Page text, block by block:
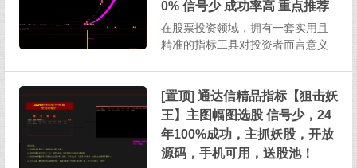
权，下载解压即用，不绑定电...
0% 信号少 成功率高 重点推荐
在股票投资领域，拥有一套实用且
精准的指标工具对投资者而言意义
幅图、选股以及股池等多个部分，
并且支持在手机通达信软件上操
作，为投资者提供了高效且便捷的
投资分析方式。一、指标构成与基
本...
[置顶] 通达信精品指标【狙击妖
王】主图幅图选股 信号少，24
年100%成功，主抓妖股，开放
源码，手机可用，送股池！